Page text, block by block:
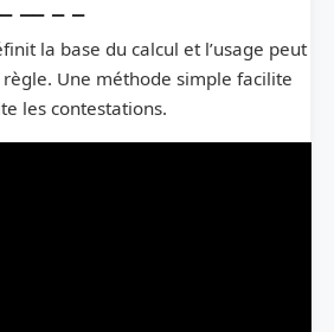
la base du calcul et l’usage peut
Une méthode simple facilite
les contestations.